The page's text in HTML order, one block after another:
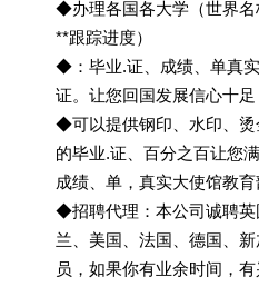
◆办理各国各大学（世界名
**跟踪进度）
◆：毕业.证、成绩、单真
证。让您回国发展信心十足
◆可以提供钢印、水印、烫
的毕业.证、百分之百让您
成绩、单，真实大使馆教育
◆招聘代理：本公司诚聘
兰、美国、法国、德国、
员，如果你有业余时间，